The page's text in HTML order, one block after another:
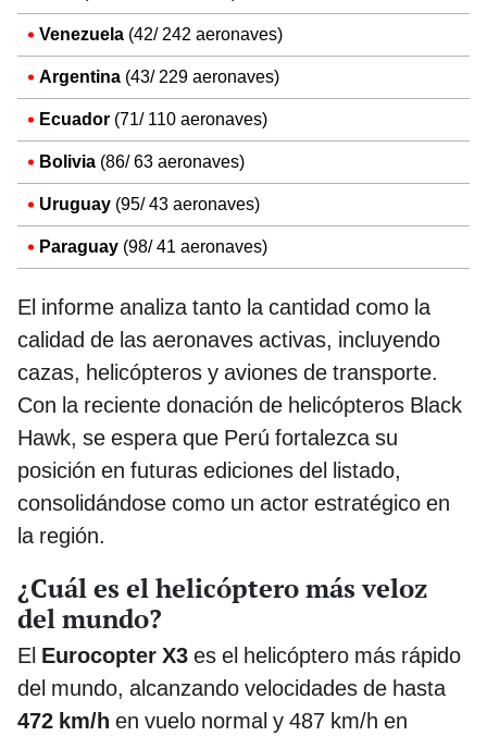
Venezuela (42/ 242 aeronaves)
Argentina (43/ 229 aeronaves)
Ecuador (71/ 110 aeronaves)
Bolivia (86/ 63 aeronaves)
Uruguay (95/ 43 aeronaves)
Paraguay (98/ 41 aeronaves)
El informe analiza tanto la cantidad como la
calidad de las aeronaves activas, incluyendo
cazas, helicópteros y aviones de transporte.
Con la reciente donación de helicópteros Black
Hawk, se espera que Perú fortalezca su
posición en futuras ediciones del listado,
consolidándose como un actor estratégico en
la región.
¿Cuál es el helicóptero más veloz
del mundo?
El Eurocopter X3 es el helicóptero más rápido
del mundo, alcanzando velocidades de hasta
472 km/h en vuelo normal y 487 km/h en